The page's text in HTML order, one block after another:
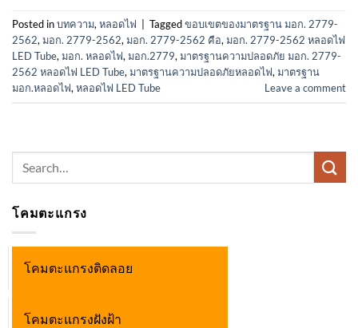
Posted inบทความ,หลอดไฟ Taggedขอบเขตของมาตรฐาน มอก. 2779-
2562,มอก. 2779-2562,มอก. 2779-2562 คือ,มอก. 2779-2562 หลอดไฟ
LED Tube,มอก. หลอดไฟ,มอก.2779,มาตรฐานความปลอดภัย มอก. 2779-
2562 หลอดไฟ LED Tube,มาตรฐานความปลอดภัยหลอดไฟ,มาตรฐาน
มอก.หลอดไฟ,หลอดไฟ LED Tube Leave a comment
โคมตะแกรง
โคมตะแกรงติดลอย
โคมตะแกรงฝังฝ้า